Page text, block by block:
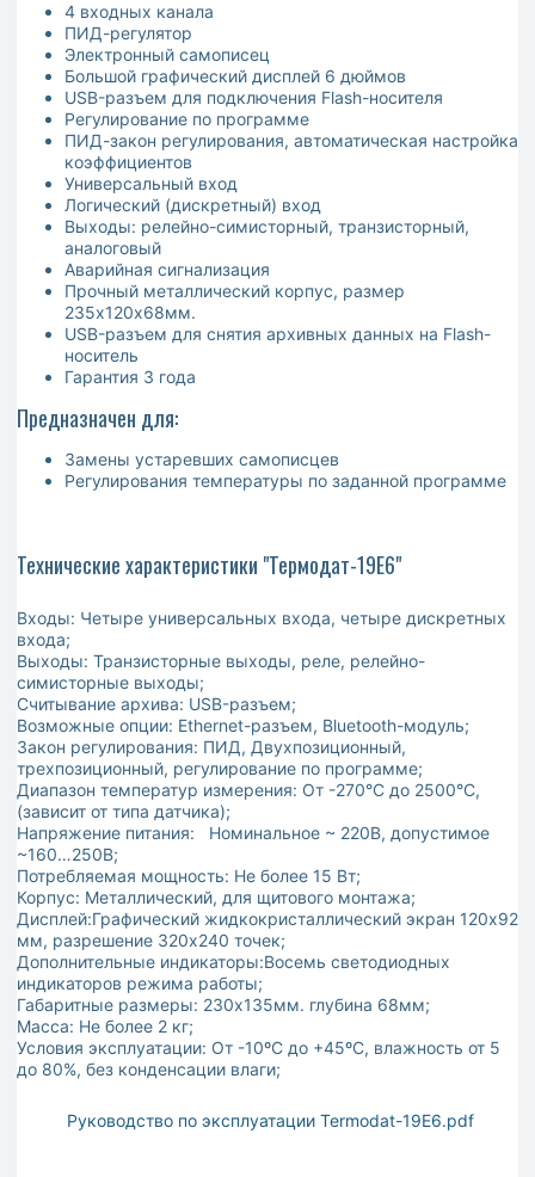
4 входных канала
ПИД-регулятор
Электронный самописец
Большой графический дисплей 6 дюймов
USB-разъем для подключения Flash-носителя
Регулирование по программе
ПИД-закон регулирования, автоматическая настройка
коэффициентов
Универсальный вход
Логический (дискретный) вход
Выходы: релейно-симисторный, транзисторный,
аналоговый
Аварийная сигнализация
Прочный металлический корпус, размер
235х120х68мм.
USB-разъем для снятия архивных данных на Flash-
носитель
Гарантия 3 года
Предназначен для:
Замены устаревших самописцев
Регулирования температуры по заданной программе
Технические характеристики "Термодат-19Е6"
Входы: Четыре универсальных входа, четыре дискретных
входа;
Выходы: Транзисторные выходы, реле, релейно-
симисторные выходы;
Считывание архива: USB-разъем;
Возможные опции: Ethernet-разъем, Bluetooth-модуль;
Закон регулирования: ПИД, Двухпозиционный,
трехпозиционный, регулирование по программе;
Диапазон температур измерения: От -270°С до 2500°С,
(зависит от типа датчика);
Напряжение питания:
Номинальное ~ 220В, допустимое
~160…250В;
Потребляемая мощность: Не более 15 Вт;
Корпус: Металлический, для щитового монтажа;
Дисплей:Графический жидкокристаллический экран 120х92
мм, разрешение 320х240 точек;
Дополнительные индикаторы:Восемь светодиодных
индикаторов режима работы;
Габаритные размеры: 230х135мм. глубина 68мм;
Масса: Не более 2 кг;
Условия эксплуатации: От -10ºС до +45ºС, влажность от 5
до 80%, без конденсации влаги;
Руководство по эксплуатации Termodat-19E6.pdf